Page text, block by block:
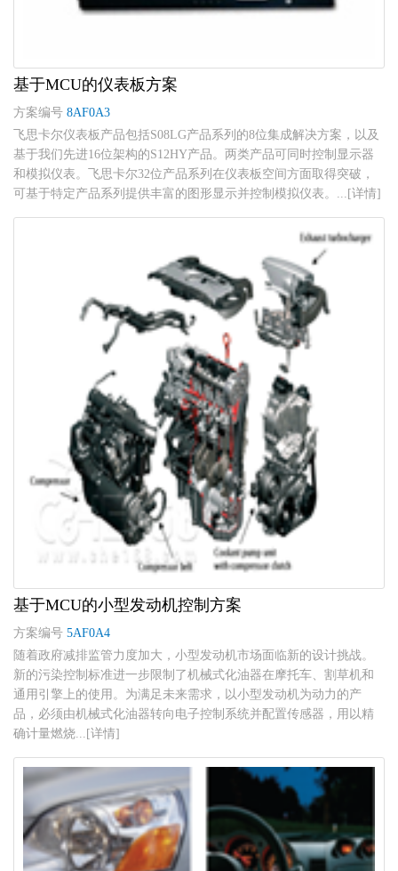
基于MCU的仪表板方案
方案编号 8AF0A3
飞思卡尔仪表板产品包括S08LG产品系列的8位集成解决方案，以及
基于我们先进16位架构的S12HY产品。两类产品可同时控制显示器
和模拟仪表。飞思卡尔32位产品系列在仪表板空间方面取得突破，
可基于特定产品系列提供丰富的图形显示并控制模拟仪表。...[详情]
基于MCU的小型发动机控制方案
方案编号 5AF0A4
随着政府减排监管力度加大，小型发动机市场面临新的设计挑战。
新的污染控制标准进一步限制了机械式化油器在摩托车、割草机和
通用引擎上的使用。为满足未来需求，以小型发动机为动力的产
品，必须由机械式化油器转向电子控制系统并配置传感器，用以精
确计量燃烧...[详情]